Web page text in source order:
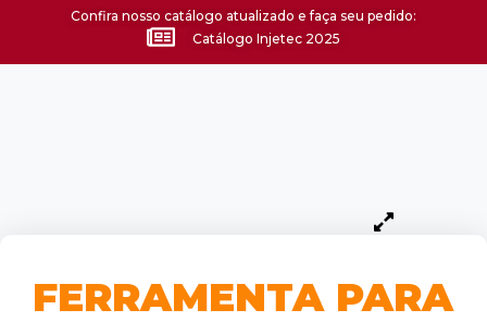
Confira nosso catálogo atualizado e faça seu pedido:
Catálogo Injetec 2025
FERRAMENTA PARA